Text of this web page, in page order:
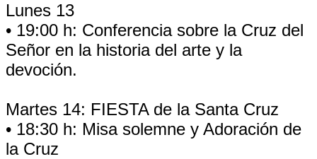
Lunes 13
• 19:00 h: Conferencia sobre la Cruz del
Señor en la historia del arte y la
devoción.
Martes 14: FIESTA de la Santa Cruz
• 18:30 h: Misa solemne y Adoración de
la Cruz